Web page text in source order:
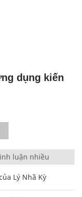
dụng kiến
luận nhiều
Lý Nhã Kỳ